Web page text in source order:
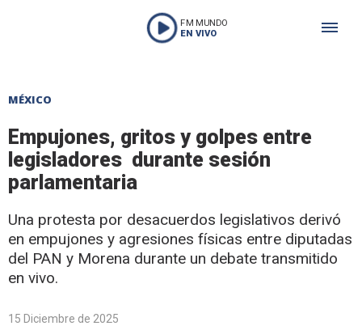
FM MUNDO
EN VIVO
MÉXICO
Empujones, gritos y golpes entre
legisladores durante sesión
parlamentaria
Una protesta por desacuerdos legislativos derivó
en empujones y agresiones físicas entre diputadas
del PAN y Morena durante un debate transmitido
en vivo.
15 Diciembre de 2025